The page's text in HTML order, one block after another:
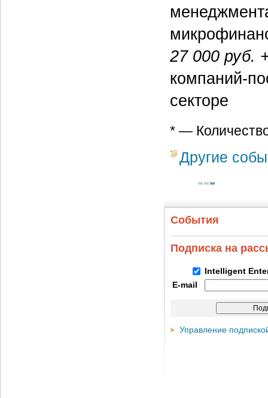
27 000 руб.
компаний-
секторе
* —
Другие
События
Подписка на
Intelligent
E-mail
Управление